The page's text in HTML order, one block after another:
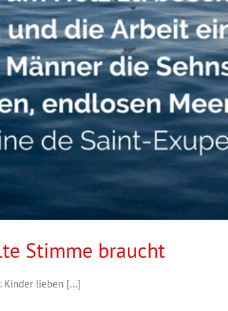
Stimme braucht
Kinder lieben [...]